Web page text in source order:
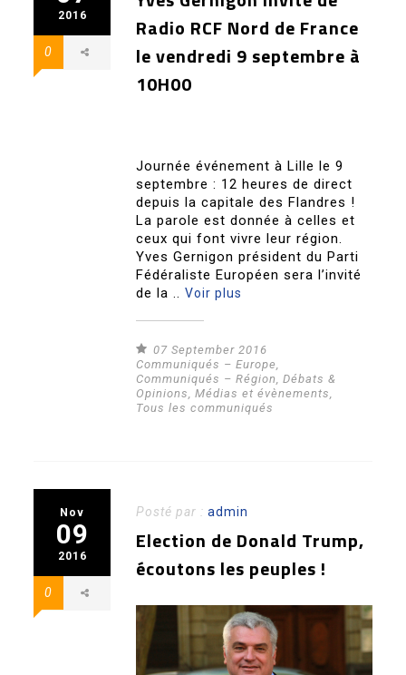
2016
0
Radio RCF Nord de France
le vendredi 9 septembre à
10H00
Journée événement à Lille le 9
septembre : 12 heures de direct
depuis la capitale des Flandres !
La parole est donnée à celles et
ceux qui font vivre leur région.
Yves Gernigon président du Parti
Fédéraliste Européen sera l’invité
de la ..Voir plus
07 September 2016
Communiqués – Europe,
Communiqués – Région,Débats &
Opinions,Médias et évènements,
Tous les communiqués
Nov
09
2016
0
Posté par :admin
Election de Donald Trump,
écoutons les peuples !